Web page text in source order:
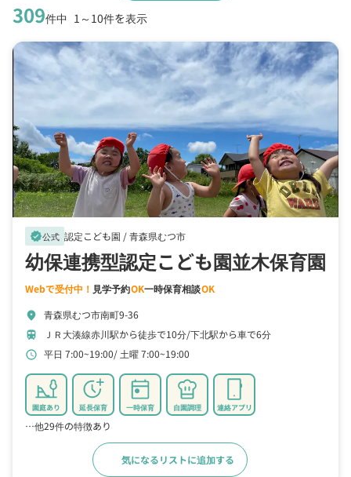
309件中 1～10件を表示
verified公式 認定こども園 /青森県むつ市
幼保連携型認定こども園並木保育園
Webで受付中！ 見学予約OK一時保育相談OK
location_on 青森県むつ市南町9-36
train ＪＲ大湊線赤川駅から徒歩で10分 下北駅から車で6分
schedule 平日 7:00~19:00 土曜 7:00~19:00
園庭あり 延長保育 一時保育 自園調理 連絡アプリ
…他29件の特徴あり
気になるリストに追加する